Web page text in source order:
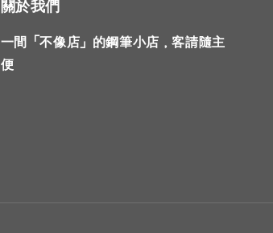
關於我們
一間「不像店」的鋼筆小店，客請隨主
便